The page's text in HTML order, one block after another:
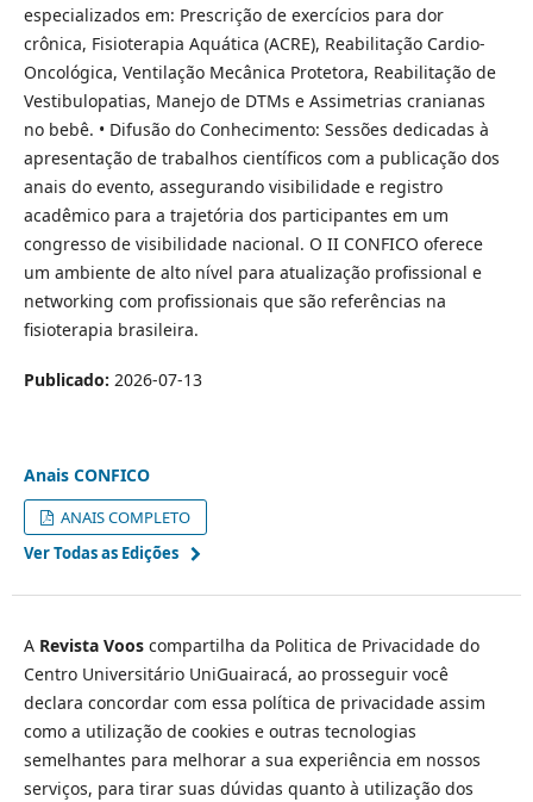
especializados em: Prescrição de exercícios para dor
crônica, Fisioterapia Aquática (ACRE), Reabilitação Cardio-
Oncológica, Ventilação Mecânica Protetora, Reabilitação de
Vestibulopatias, Manejo de DTMs e Assimetrias cranianas
no bebê. • Difusão do Conhecimento: Sessões dedicadas à
apresentação de trabalhos científicos com a publicação dos
anais do evento, assegurando visibilidade e registro
acadêmico para a trajetória dos participantes em um
congresso de visibilidade nacional. O II CONFICO oferece
um ambiente de alto nível para atualização profissional e
networking com profissionais que são referências na
fisioterapia brasileira.
Publicado: 2026-07-13
Anais CONFICO
ANAIS COMPLETO
Ver Todas as Edições
ARevista Vooscompartilha da Politica de Privacidade do
Centro Universitário UniGuairacá, ao prosseguir você
declara concordar com essa política de privacidade assim
como a utilização de cookies e outras tecnologias
semelhantes para melhorar a sua experiência em nossos
serviços, para tirar suas dúvidas quanto à utilização dos